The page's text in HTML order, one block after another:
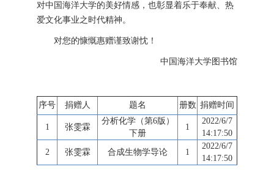
对中国海洋大学的美好情感，也彰显着乐于奉献、热
爱文化事业之时代精神。
对您的慷慨惠赠谨致谢忱！
中国海洋大学图书馆
序号 捐赠人 题名 册数 捐赠时间
1 张雯霖
分析化学（第6版）
下册
1
2022/6/7
14:17:50
2 张雯霖 合成生物学导论 1
2022/6/7
14:17:50